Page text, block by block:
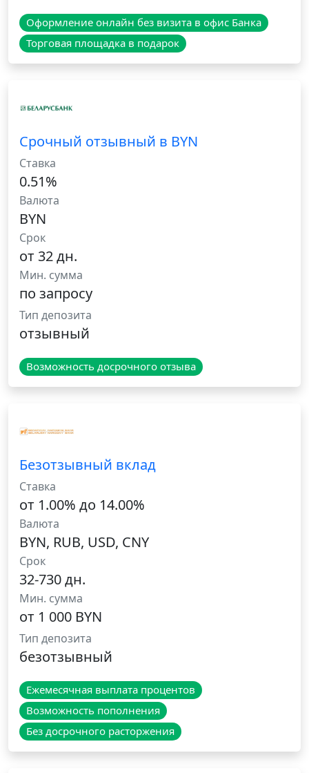
Оформление онлайн без визита в офис Банка
Торговая площадка в подарок
Срочный отзывный в BYN
Ставка
0.51%
Валюта
BYN
Срок
от 32 дн.
Мин. сумма
по запросу
Тип депозита
отзывный
Возможность досрочного отзыва
Безотзывный вклад
Ставка
от 1.00% до 14.00%
Валюта
BYN, RUB, USD, CNY
Срок
32-730 дн.
Мин. сумма
от 1 000 BYN
Тип депозита
безотзывный
Ежемесячная выплата процентов
Возможность пополнения
Без досрочного расторжения